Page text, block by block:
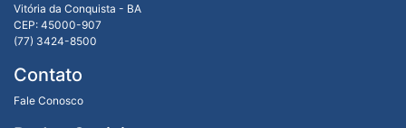
Vitória da Conquista - BA
CEP: 45000-907
(77) 3424-8500
Contato
Fale Conosco